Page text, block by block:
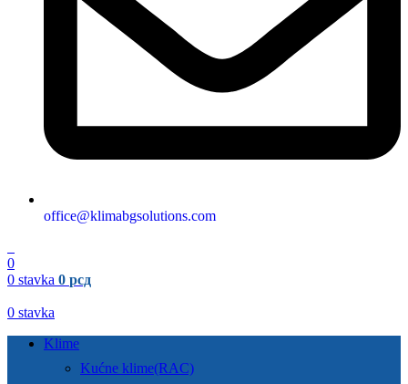
office@klimabgsolutions.com
0
0 stavka 0 рсд
0 stavka
Klime
Kućne klime(RAC)